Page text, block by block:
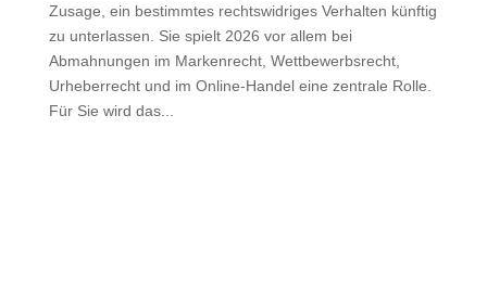
Zusage, ein bestimmtes rechtswidriges Verhalten künftig
zu unterlassen. Sie spielt 2026 vor allem bei
Abmahnungen im Markenrecht, Wettbewerbsrecht,
Urheberrecht und im Online-Handel eine zentrale Rolle.
Für Sie wird das...